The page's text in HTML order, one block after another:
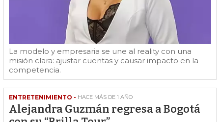
La modelo y empresaria se une al reality con una
misión clara: ajustar cuentas y causar impacto en la
competencia.
ENTRETENIMIENTO - HACE MÁS DE 1 AÑO
Alejandra Guzmán regresa a Bogotá